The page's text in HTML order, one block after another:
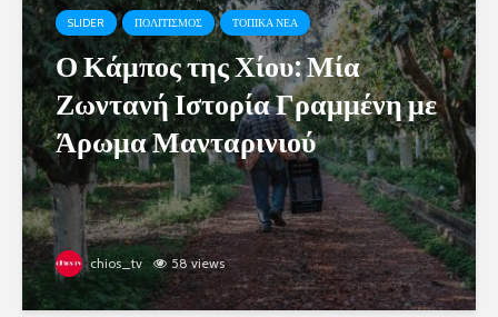
SLIDER ΠΟΛΙΤΙΣΜΟΣ ΤΟΠΙΚΑ ΝΕΑ
Ο Κάμπος της Χίου: Μία
Ζωντανή Ιστορία Γραμμένη με
Άρωμα Μανταρινιού
chios_tv 58 views